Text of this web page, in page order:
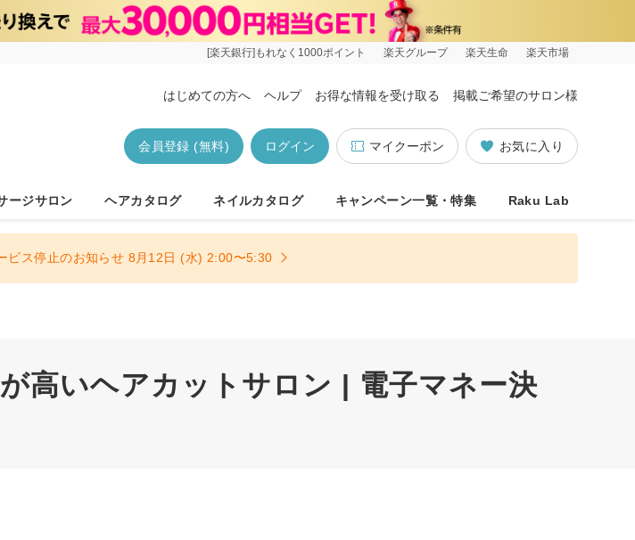
[楽天銀行]もれなく1000ポイント 楽天グループ 楽天生命 楽天市場
はじめての方へ ヘルプ お得な情報を受け取る 掲載ご希望のサロン様
お気に入り
マイクーポン
ログイン
会員登録 (無料)
ージサロン ヘアカタログ ネイルカタログ キャンペーン一覧・特集 Raku Lab
ビス停止のお知らせ 8月12日 (水) 2:00〜5:30
高いヘアカットサロン | 電子マネー決